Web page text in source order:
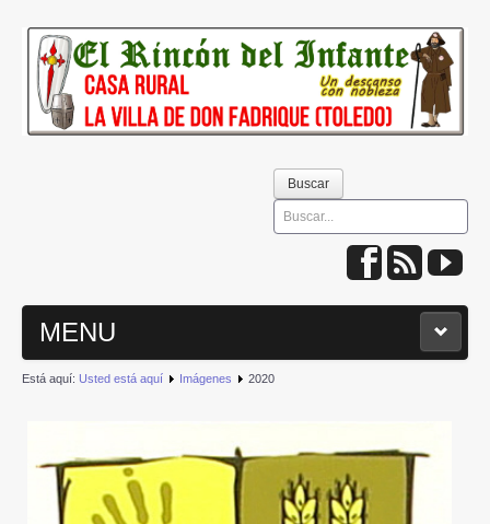
Buscar
Buscar
MENU
INICIO
DÓNDE ESTAMOS
Está aquí: Usted está aquí Imágenes 2020